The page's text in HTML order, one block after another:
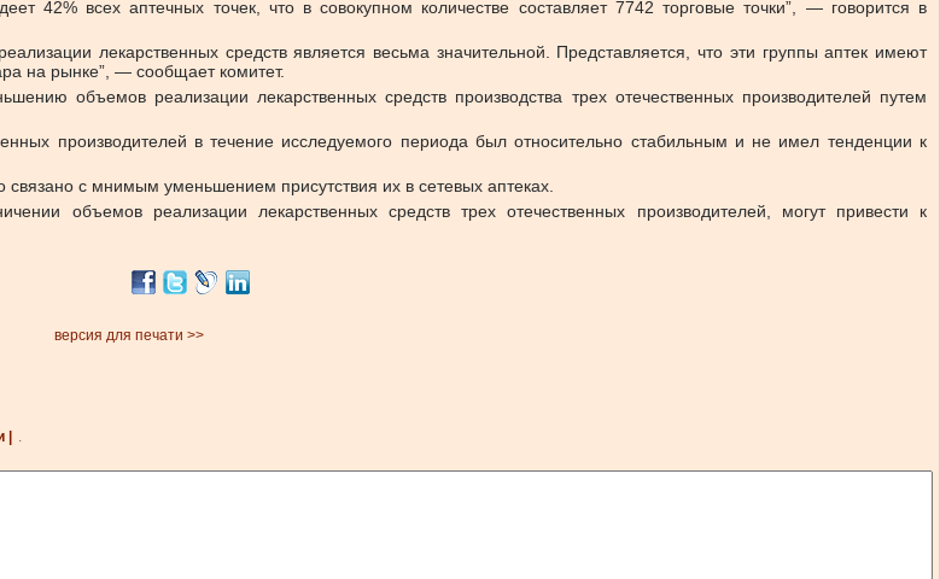
42% всех аптечных точек, что в совокупном количестве составляет 7742 торговые точки”, — говорится в
лекарственных средств является весьма значительной. Представляется, что эти группы аптек имеют
на рынке”, — сообщает комитет.
объемов реализации лекарственных средств производства трех отечественных производителей путем
производителей в течение исследуемого периода был относительно стабильным и не имел тенденции к
с мнимым уменьшением присутствия их в сетевых аптеках.
объемов реализации лекарственных средств трех отечественных производителей, могут привести к
версия для печати >>
|
.